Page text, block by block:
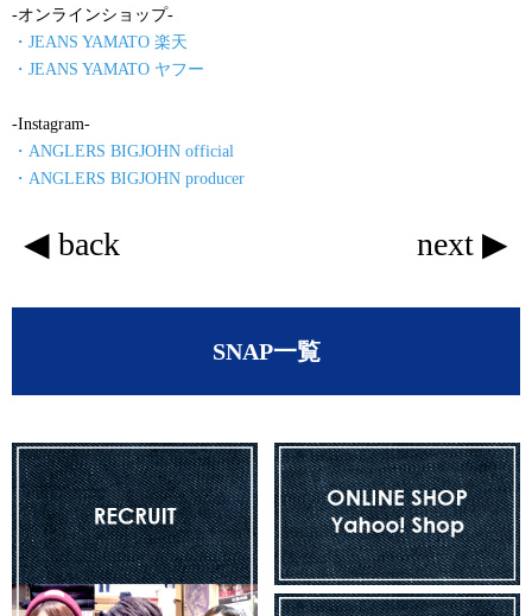
-オンラインショップ-
・JEANS YAMATO 楽天
・JEANS YAMATO ヤフー
-Instagram-
・ANGLERS BIGJOHN official
・ANGLERS BIGJOHN producer
next ▶
◀ back
SNAP一覧